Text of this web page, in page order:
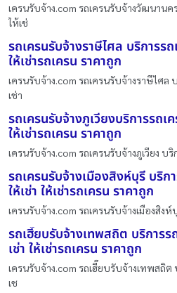
เครนรับจ้าง.com รถเครนรับจ้างวัฒนานค
ให้เช่
รถเครนรับจ้างราษีไศล บริการรถ
ให้เช่ารถเครน ราคาถูก
เครนรับจ้าง.com รถเครนรับจ้างราษีไศล
เช่า
รถเครนรับจ้างภูเวียงบริการรถเ
ให้เช่ารถเครน ราคาถูก
เครนรับจ้าง.com รถเครนรับจ้างภูเวียง บ
รถเครนรับจ้างเมืองสิงห์บุรี บริก
ให้เช่า ให้เช่ารถเครน ราคาถูก
เครนรับจ้าง.com รถเครนรับจ้างเมืองสิง
รถเฮี๊ยบรับจ้างเทพสถิต บริการร
เช่า ให้เช่ารถเครน ราคาถูก
เครนรับจ้าง.com รถเฮี๊ยบรับจ้างเทพสถิต
เช